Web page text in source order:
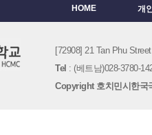
HOME 개
[72908] 21 Tan Phu
Tel : (베트남)028-3780-
Copyright 호치민시한국